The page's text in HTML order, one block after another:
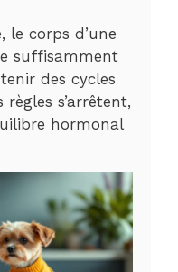
le corps d’une
suffisamment
des cycles
s’arrêtent,
hormonal